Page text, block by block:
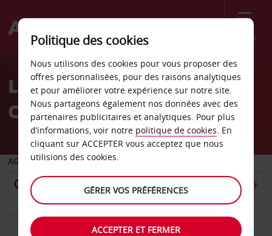
Menu
Welcome
AvisLocation de voiture La
Canée
AGENCE DE DÉPART
Sélectionnez une autre agence de retour
Politique des cookies
Nous utilisons des cookies pour vous proposer des
offres personnalisées, pour des raisons analytiques
et pour améliorer votre expérience sur notre site.
Nous partageons également nos données avec des
partenaires publicitaires et analytiques. Pour plus
d’informations, voir notre politique de cookies. En
cliquant sur ACCEPTER vous acceptez que nous
utilisions des cookies.
GÉRER VOS PRÉFÉRENCES
ACCEPTER ET FERMER